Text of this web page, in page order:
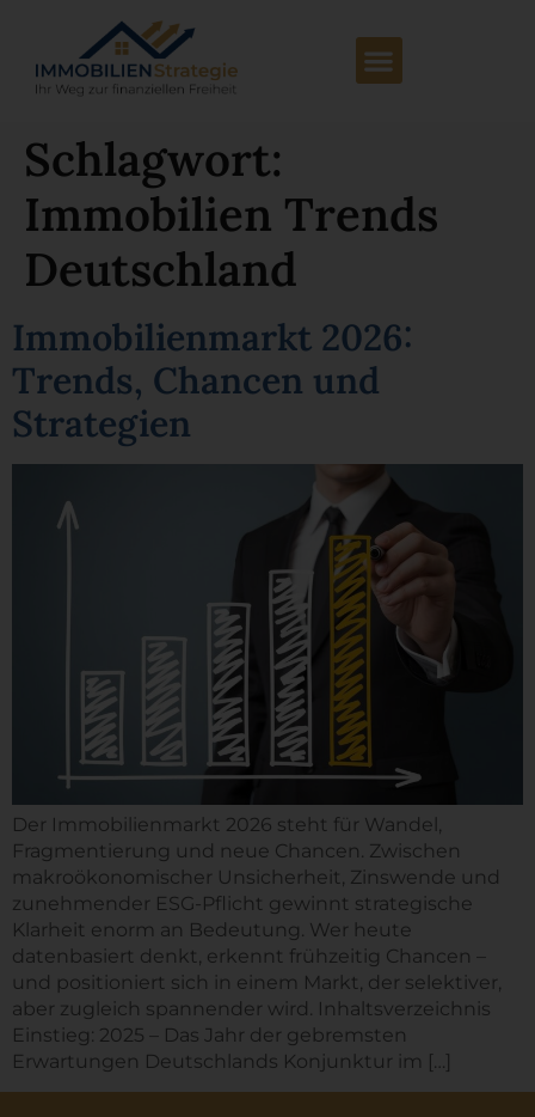
Schlagwort:
Immobilien Trends
Deutschland
Immobilienmarkt 2026:
Trends, Chancen und
Strategien
Der Immobilienmarkt 2026 steht für Wandel,
Fragmentierung und neue Chancen. Zwischen
makroökonomischer Unsicherheit, Zinswende und
zunehmender ESG-Pflicht gewinnt strategische
Klarheit enorm an Bedeutung. Wer heute
datenbasiert denkt, erkennt frühzeitig Chancen –
und positioniert sich in einem Markt, der selektiver,
aber zugleich spannender wird. Inhaltsverzeichnis
Einstieg: 2025 – Das Jahr der gebremsten
Erwartungen Deutschlands Konjunktur im […]